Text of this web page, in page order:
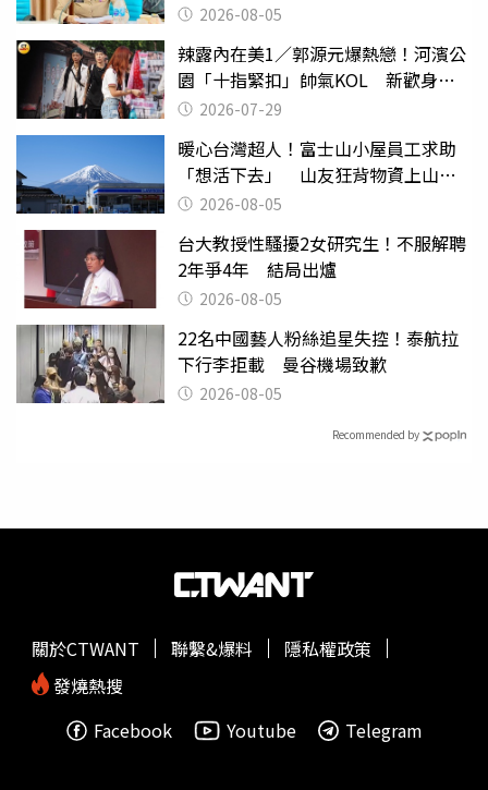
2026-08-05
辣露內在美1／郭源元爆熱戀！河濱公
園「十指緊扣」帥氣KOL 新歡身份
曝光2026-07-29
暖心台灣超人！富士山小屋員工求助
「想活下去」 山友狂背物資上山：
台灣真的是寶島
2026-08-05
台大教授性騷擾2女研究生！不服解聘
2年爭4年 結局出爐
2026-08-05
22名中國藝人粉絲追星失控！泰航拉
下行李拒載 曼谷機場致歉
2026-08-05
Recommended by
關於CTWANT 聯繫&爆料
隱私權政策
發燒熱搜
Facebook
Youtube Telegram